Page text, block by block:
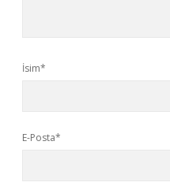
İsim*
E-Posta*